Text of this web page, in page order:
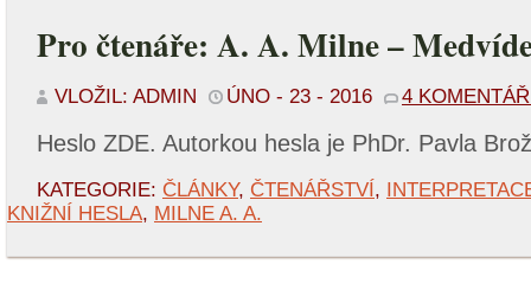
Pro čtenáře: A. A. Milne –
VLOŽIL: ADMIN ÚNO - 23 - 2016 4
Heslo ZDE. Autorkou hesla je PhDr. Pavla
KATEGORIE: ČLÁNKY, ČTENÁŘSTVÍ,
KNIŽNÍ HESLA, MILNE A. A.